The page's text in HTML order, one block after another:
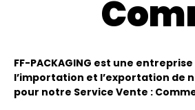
FF-PACKAGING est une
l’importation et l’exportation de
pour notre Service Vente :